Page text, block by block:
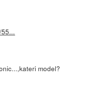
model?